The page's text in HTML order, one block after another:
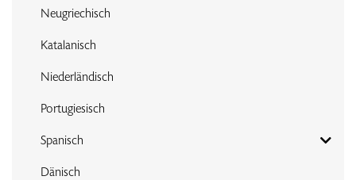
Neugriechisch
Katalanisch
Niederländisch
Portugiesisch
Spanisch
Dänisch